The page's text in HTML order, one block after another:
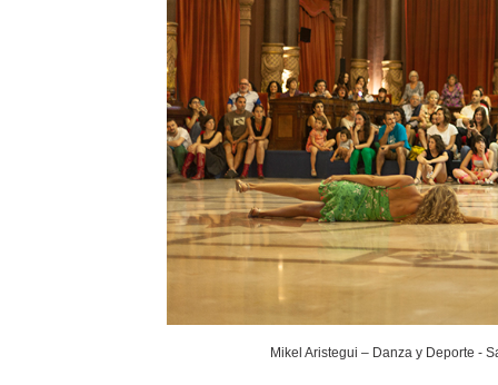
Mikel Aristegui – Danza y Deporte -